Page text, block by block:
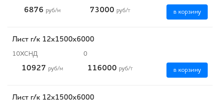
6876 руб/м 73000 руб/т в корзину
Лист г/к 12х1500х6000
10ХСНД 0
10927 руб/м 116000 руб/т в корзину
Лист г/к 12х1500х6000